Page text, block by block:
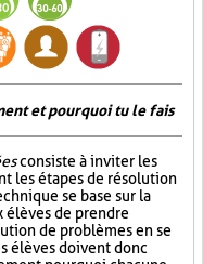
et pourquoi tu le fais
consiste à inviter les
les étapes de résolution
se base sur la
de prendre
de problèmes en se
élèves doivent donc